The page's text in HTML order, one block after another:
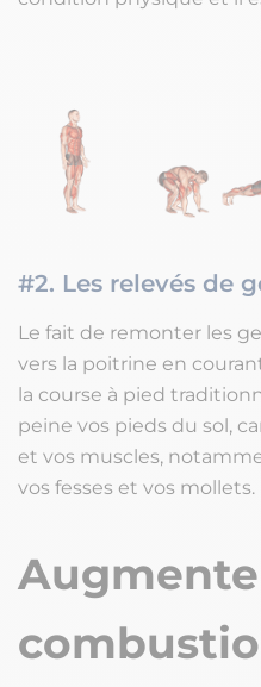
#2. Les relevés de
Le fait de remonter les
vers la poitrine en
la course à pied
peine vos pieds du sol,
et vos muscles,
vos fesses et vos mollets.